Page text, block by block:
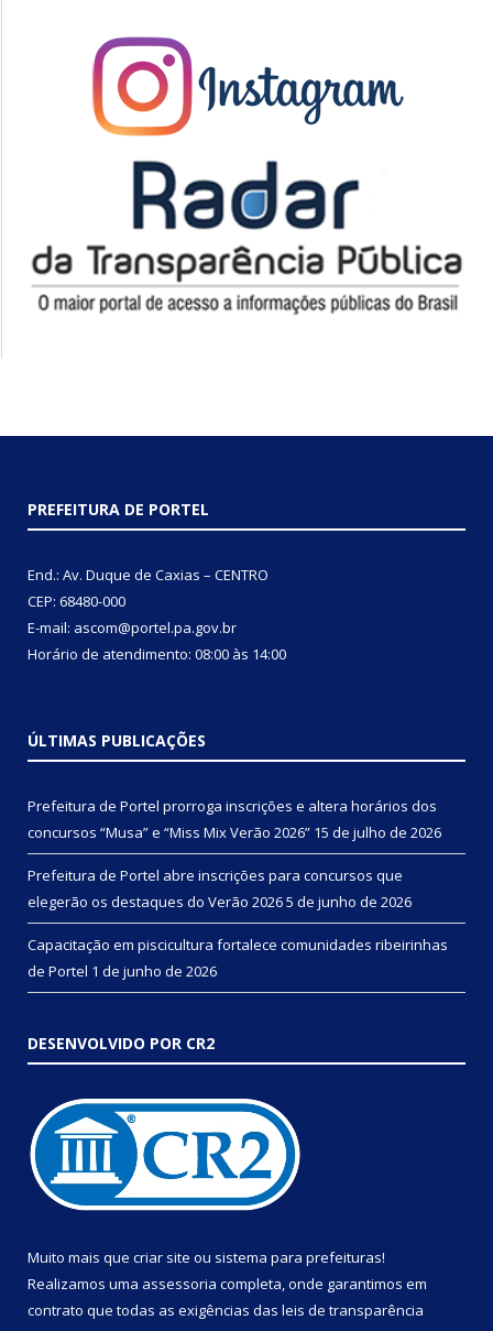
PREFEITURA DE PORTEL
End.: Av. Duque de Caxias – CENTRO
CEP: 68480-000
E-mail: ascom@portel.pa.gov.br
Horário de atendimento: 08:00 às 14:00
ÚLTIMAS PUBLICAÇÕES
Prefeitura de Portel prorroga inscrições e altera horários dos
concursos “Musa” e “Miss Mix Verão 2026” 15 de julho de 2026
Prefeitura de Portel abre inscrições para concursos que
elegerão os destaques do Verão 20265 de junho de 2026
Capacitação em piscicultura fortalece comunidades ribeirinhas
de Portel 1 de junho de 2026
DESENVOLVIDO POR CR2
Muito mais que criar site ou sistema para prefeituras!
Realizamos uma assessoria completa, onde garantimos em
contrato que todas as exigências das leis de transparência